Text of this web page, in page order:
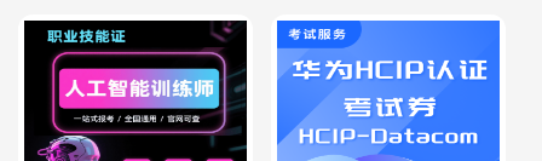
HCIP-openEuler考试费用是多少？